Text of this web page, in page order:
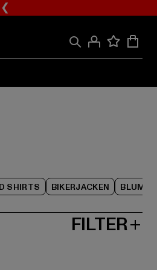
SHIRTS BIKERJACKEN
FILTER